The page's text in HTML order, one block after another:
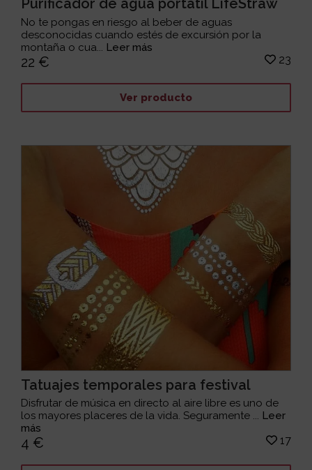
No te pongas en riesgo al beber de aguas
desconocidas cuando estés de excursión por la
montaña o cua... Leer más
22 € 23
Ver producto
Tatuajes temporales para festival
Disfrutar de música en directo al aire libre es uno de
los mayores placeres de la vida. Seguramente ... Leer
más
4 € 17